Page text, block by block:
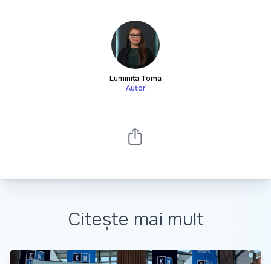
Luminița Toma
Autor
Citește mai mult